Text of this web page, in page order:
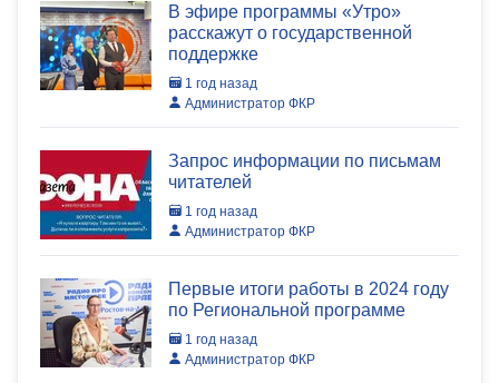
В эфире программы «Утро»
расскажут о государственной
поддержке
1 год назад
Администратор ФКР
Запрос информации по письмам
читателей
1 год назад
Администратор ФКР
Первые итоги работы в 2024 году
по Региональной программе
1 год назад
Администратор ФКР